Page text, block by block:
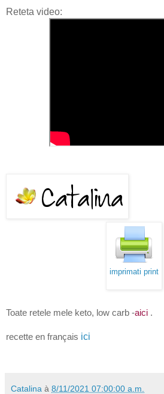
Reteta video:
imprimati print
Toate retele mele keto, low carb -aici .
recette en français ici
Catalina à 8/11/2021 07:00:00 a.m.